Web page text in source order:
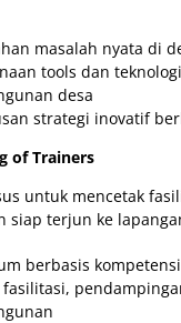
masalah nyata di
tools dan
desa
strategi inovatif
of Trainers
untuk mencetak
siap terjun ke
berbasis kompetensi
fasilitasi,